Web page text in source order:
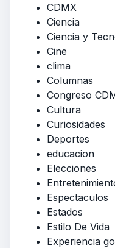
CDMX
Ciencia
Ciencia y
Cine
clima
Columnas
Congreso
Cultura
Curiosidades
Deportes
educacion
Elecciones
Espectaculos
Estados
Estilo De Vida
Experiencia